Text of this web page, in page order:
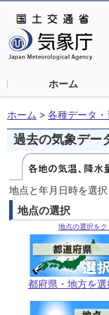
ホーム
ホーム > 各種データ・
過去の気象デー
地点と年月日時を選
地点の選択
地点の選択をク
都府県・地方を選